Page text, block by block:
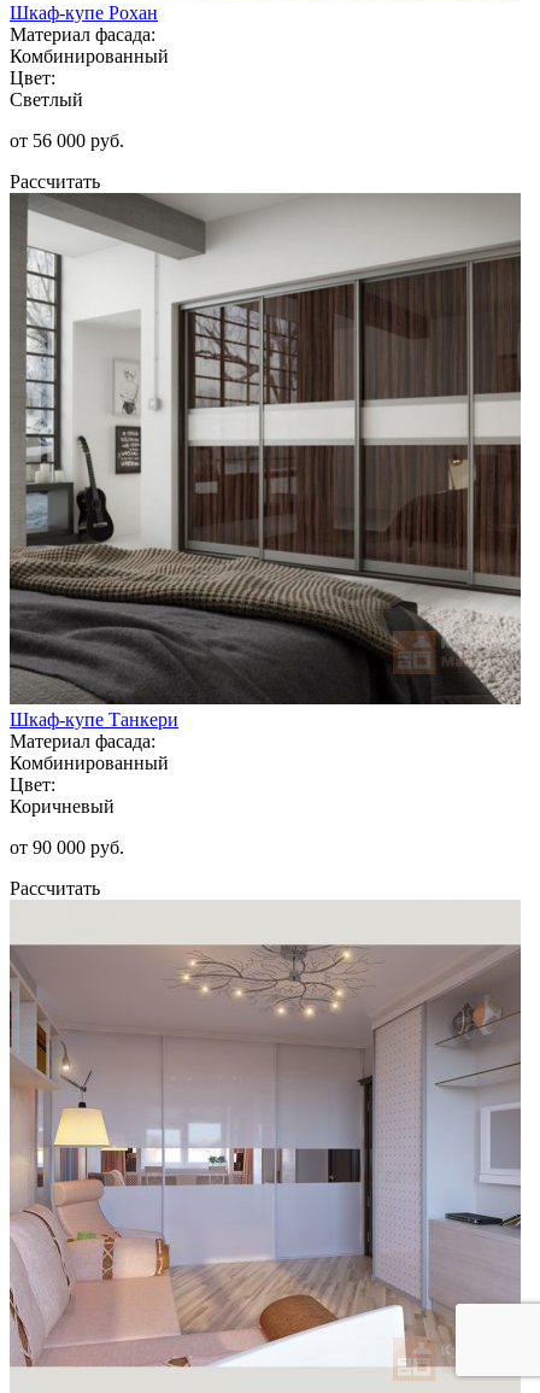
Шкаф-купе Рохан
Материал фасада:
Комбинированный
Цвет:
Светлый
от 56 000 руб.
Рассчитать
Шкаф-купе Танкери
Материал фасада:
Комбинированный
Цвет:
Коричневый
от 90 000 руб.
Рассчитать